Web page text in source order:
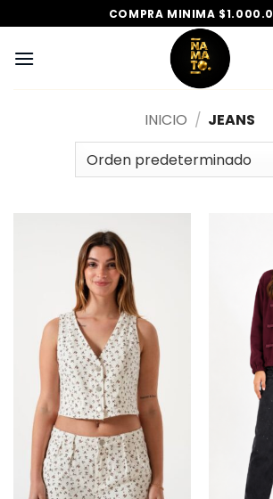
al
contenido
COMPRA MINIMA
INICIO / JEANS